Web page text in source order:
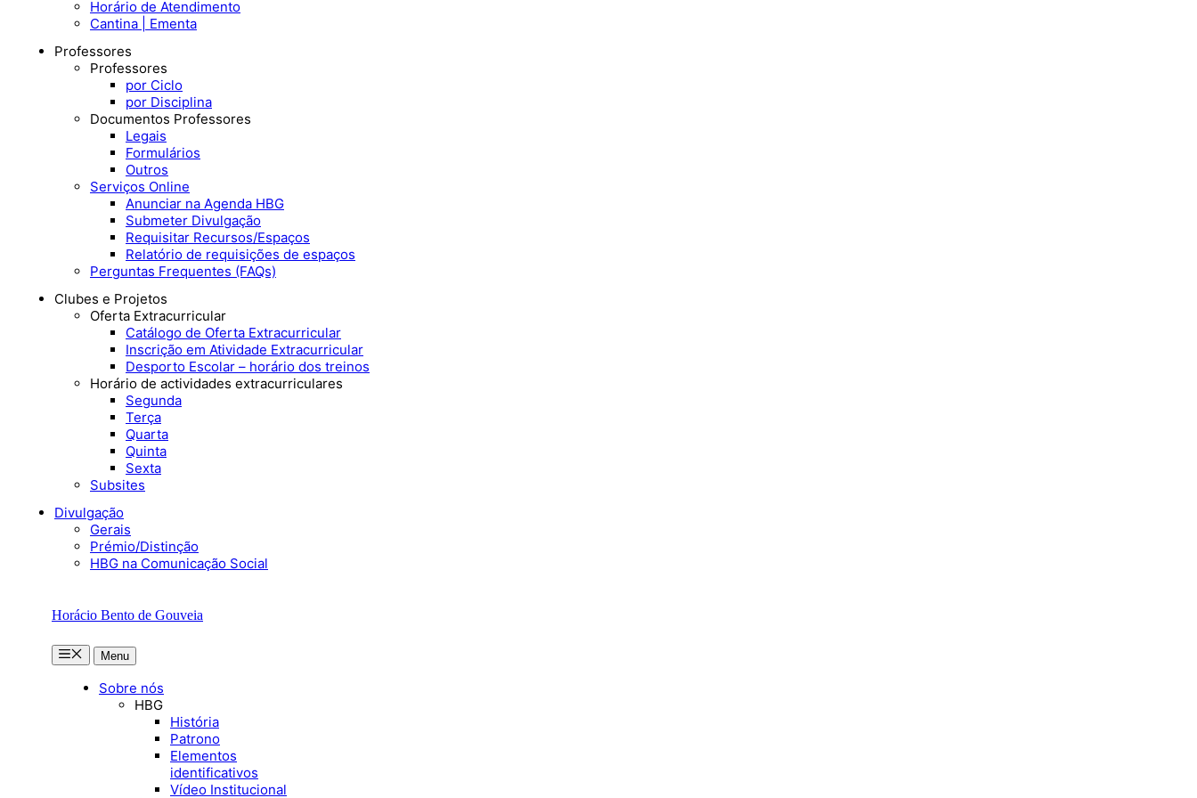
Horário de Atendimento
Cantina | Ementa
Professores
Professores
por Ciclo
por Disciplina
Documentos Professores
Legais
Formulários
Outros
Serviços Online
Anunciar na Agenda HBG
Submeter Divulgação
Requisitar Recursos/Espaços
Relatório de requisições de espaços
Perguntas Frequentes (FAQs)
Clubes e Projetos
Oferta Extracurricular
Catálogo de Oferta Extracurricular
Inscrição em Atividade Extracurricular
Desporto Escolar – horário dos treinos
Horário de actividades extracurriculares
Segunda
Terça
Quarta
Quinta
Sexta
Subsites
Divulgação
Gerais
Prémio/Distinção
HBG na Comunicação Social
Horácio Bento de Gouveia
MenuMenu
Sobre nós
HBG
História
Patrono
Elementos
identificativos
Vídeo Institucional